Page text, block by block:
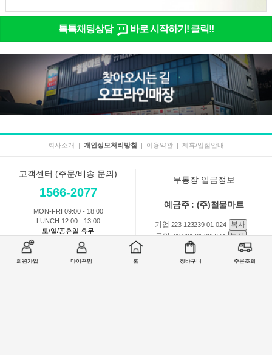
회원가입 마이꾸밈 홈 장바구니 주문조회
톡톡채팅상담 바로 시작하기! 클릭!!
회사소개 | 개인정보처리방침 | 이용약관 | 제휴/입점안내
고객센터 (주문/배송 문의)
1566-2077
MON-FRI 09:00 - 18:00
LUNCH 12:00 - 13:00
토/일/공휴일 휴무
무통장 입금정보
예금주 : (주)철물마트
기업 223-123239-01-024
복사
국민718201-01-205674
복사
301-0168-3882-11 복사